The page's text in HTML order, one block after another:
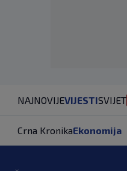
NAJNOVIJEVIJESTISVIJET
Crna KronikaEkonomija